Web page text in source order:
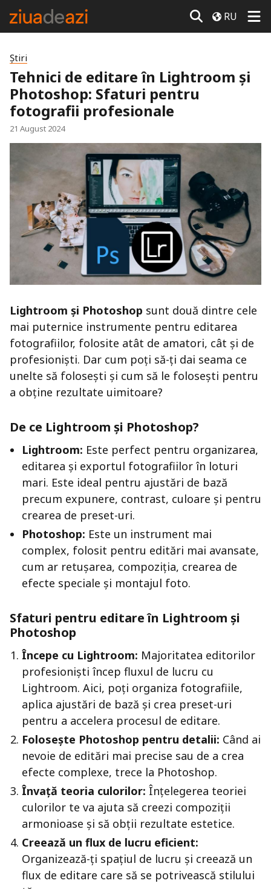
RU
Știri
Tehnici de editare în Lightroom și
Photoshop: Sfaturi pentru
fotografii profesionale
21 August 2024
Lightroom și Photoshop sunt două dintre cele
mai puternice instrumente pentru editarea
fotografiilor, folosite atât de amatori, cât și de
profesioniști. Dar cum poți să-ți dai seama ce
unelte să folosești și cum să le folosești pentru
a obține rezultate uimitoare?
De ce Lightroom și Photoshop?
Lightroom: Este perfect pentru organizarea,
editarea și exportul fotografiilor în loturi
mari. Este ideal pentru ajustări de bază
precum expunere, contrast, culoare și pentru
crearea de preset-uri.
Photoshop: Este un instrument mai
complex, folosit pentru editări mai avansate,
cum ar retușarea, compoziția, crearea de
efecte speciale și montajul foto.
Sfaturi pentru editare în Lightroom și
Photoshop
Începe cu Lightroom: Majoritatea editorilor
profesioniști încep fluxul de lucru cu
Lightroom. Aici, poți organiza fotografiile,
aplica ajustări de bază și crea preset-uri
pentru a accelera procesul de editare.
Folosește Photoshop pentru detalii: Când ai
nevoie de editări mai precise sau de a crea
efecte complexe, trece la Photoshop.
Învață teoria culorilor: Înțelegerea teoriei
culorilor te va ajuta să creezi compoziții
armonioase și să obții rezultate estetice.
Creează un flux de lucru eficient:
Organizează-ți spațiul de lucru și creează un
flux de editare care să se potrivească stilului